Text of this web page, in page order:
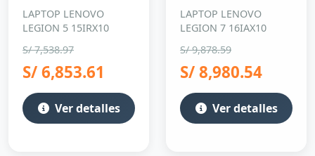
LAPTOP LENOVO
LEGION 5 15IRX10
S/ 7,538.97
S/ 6,853.61
Ver detalles
LAPTOP LENOVO
LEGION 7 16IAX10
S/ 9,878.59
S/ 8,980.54
Ver detalles